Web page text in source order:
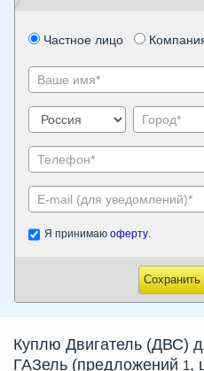
Частное лицо
Я принимаю оферту.
Сохранить
Куплю Двигатель (ДВС)
ГАЗель (предложений 1,